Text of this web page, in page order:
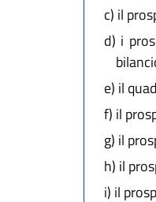
c) il
d) i
e) il
f) il
g) il
h) il
i) il